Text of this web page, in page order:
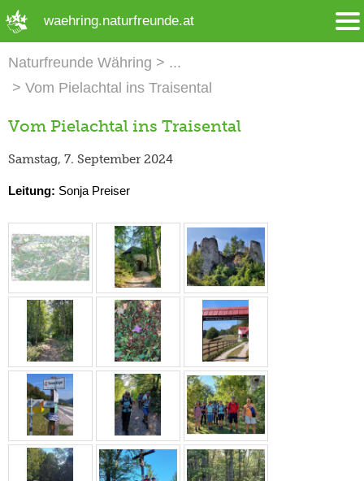
waehring.naturfreunde.at
Naturfreunde Währing
Vom Pielachtal ins Traisental
Vom Pielachtal ins Traisental
Samstag, 7. September 2024
Leitung: Sonja Preiser